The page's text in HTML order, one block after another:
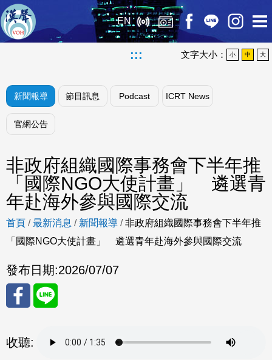
EN
::: 文字大小： 小 中 大
新聞報導 節目訊息 Podcast ICRT News
官網公告
非政府組織國際事務會下半年推
「國際NGO大使計畫」 遴選青
年赴海外參與國際交流
首頁 /最新消息 / 新聞報導 /非政府組織國際事務會下半年推
「國際NGO大使計畫」 遴選青年赴海外參與國際交流
發布日期:2026/07/07
至
收聽: